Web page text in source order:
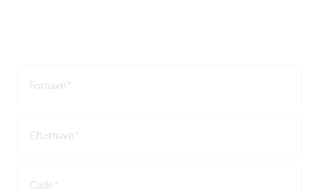
Fornavn
Efternavn
Gade